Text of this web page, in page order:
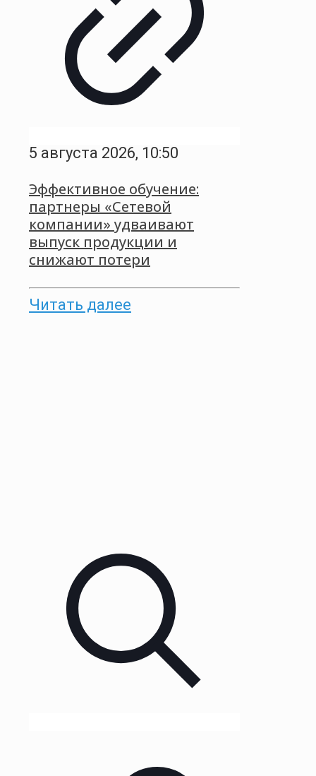
5 августа 2026, 10:50
Эффективное обучение:
партнеры «Сетевой
компании» удваивают
выпуск продукции и
снижают потери
Читать далее